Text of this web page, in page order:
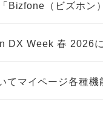
Bizfone（ビズホン
DX Week 春 2026
てマイページ各種